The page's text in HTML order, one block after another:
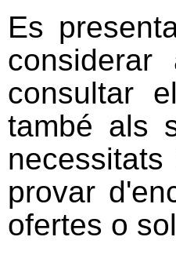
Es
consultar
també als
provar
ofertes o